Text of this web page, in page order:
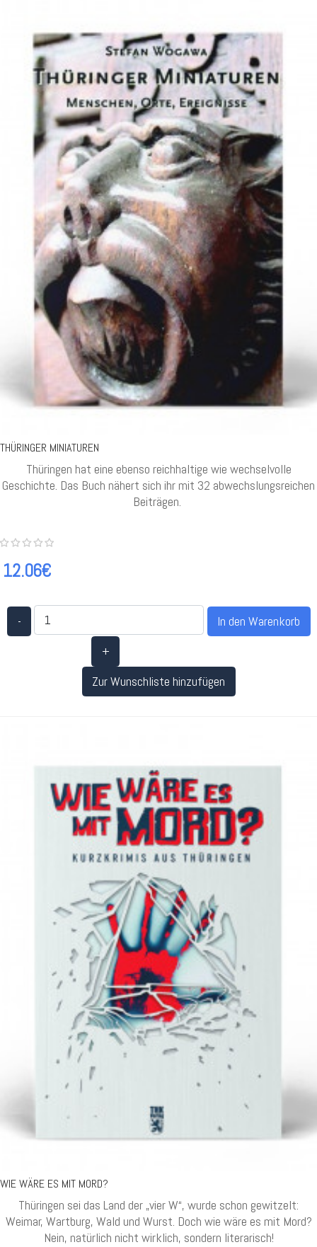
THÜRINGER MINIATUREN
Thüringen hat eine ebenso reichhaltige wie wechselvolle
Geschichte. Das Buch nähert sich ihr mit 32 abwechslungsreichen
Beiträgen.
12.06€
-
+
Zur Wunschliste hinzufügen
WIE WÄRE ES MIT MORD?
Thüringen sei das Land der „vier W“, wurde schon gewitzelt:
Weimar, Wartburg, Wald und Wurst. Doch wie wäre es mit Mord?
Nein, natürlich nicht wirklich, sondern literarisch!